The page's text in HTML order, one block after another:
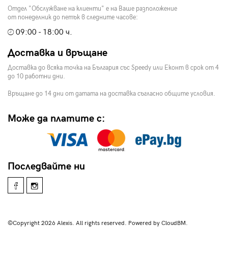
Отдел "Обслужване на клиенти" е на Ваше разположение
от понеделник до петък в следните часове:
09:00 - 18:00 ч.
Доставка и връщане
Доставка до всяка точка на България със Speedy или Еконт в срок от 4
до 10 работни дни.
Връщане до 14 дни от датата на доставка съгласно общите условия.
Може да платите с:
Последвайте ни
©Copyright 2026 Alexis. All rights reserved. Powered by CloudBM.